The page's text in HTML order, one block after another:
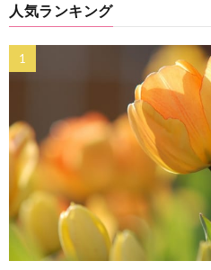
人気ランキング